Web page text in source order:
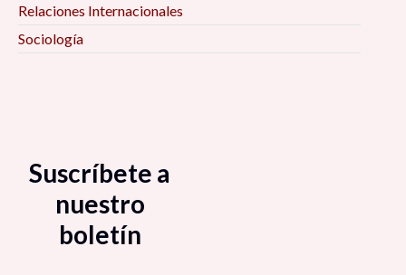
Relaciones Internacionales
Sociología
Suscríbete a
nuestro
boletín